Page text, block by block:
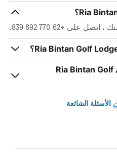
على +62 770 692 839.
ما هو وقت تسجيل المغادرة في Ria Bintan Golf
الشائعة